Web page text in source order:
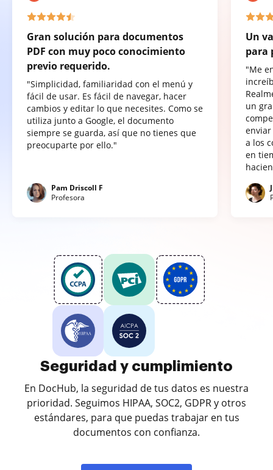
Gran solución para documentos
PDF con muy poco conocimiento
previo requerido.
"Simplicidad, familiaridad con el menú y
fácil de usar. Es fácil de navegar, hacer
cambios y editar lo que necesites. Como se
utiliza junto a Google, el documento
siempre se guarda, así que no tienes que
preocuparte por ello."
Pam Driscoll F
Profesora
Un
para
"Me
un
a los
en
Seguridad y cumplimiento
En DocHub, la seguridad de tus datos es nuestra
prioridad. Seguimos HIPAA, SOC2, GDPR y otros
estándares, para que puedas trabajar en tus
documentos con confianza.